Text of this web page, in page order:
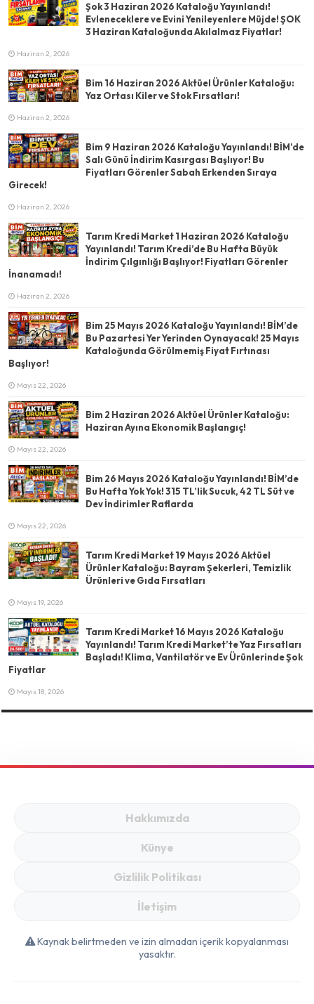
Şok 3 Haziran 2026 Kataloğu Yayınlandı!
Evleneceklere ve Evini Yenileyenlere Müjde! ŞOK
3 Haziran Kataloğunda Akılalmaz Fiyatlar!
Haziran 2, 2026
Bim 16 Haziran 2026 Aktüel Ürünler Kataloğu:
Yaz Ortası Kiler ve Stok Fırsatları!
Haziran 2, 2026
Bim 9 Haziran 2026 Kataloğu Yayınlandı! BİM’de
Salı Günü İndirim Kasırgası Başlıyor! Bu
Fiyatları Görenler Sabah Erkenden Sıraya
Girecek!
Haziran 2, 2026
Tarım Kredi Market 1 Haziran 2026 Kataloğu
Yayınlandı! Tarım Kredi’de Bu Hafta Büyük
İndirim Çılgınlığı Başlıyor! Fiyatları Görenler
İnanamadı!
Haziran 2, 2026
Bim 25 Mayıs 2026 Kataloğu Yayınlandı! BİM’de
Bu Pazartesi Yer Yerinden Oynayacak! 25 Mayıs
Kataloğunda Görülmemiş Fiyat Fırtınası
Başlıyor!
Mayıs 22, 2026
Bim 2 Haziran 2026 Aktüel Ürünler Kataloğu:
Haziran Ayına Ekonomik Başlangıç!
Mayıs 22, 2026
Bim 26 Mayıs 2026 Kataloğu Yayınlandı! BİM’de
Bu Hafta Yok Yok! 315 TL’lik Sucuk, 42 TL Süt ve
Dev İndirimler Raflarda
Mayıs 22, 2026
Tarım Kredi Market 19 Mayıs 2026 Aktüel
Ürünler Kataloğu: Bayram Şekerleri, Temizlik
Ürünleri ve Gıda Fırsatları
Mayıs 19, 2026
Tarım Kredi Market 16 Mayıs 2026 Kataloğu
Yayınlandı! Tarım Kredi Market’te Yaz Fırsatları
Başladı! Klima, Vantilatör ve Ev Ürünlerinde Şok
Fiyatlar
Mayıs 18, 2026
Hakkımızda
Künye
Gizlilik Politikası
İletişim
Kaynak belirtmeden ve izin almadan içerik kopyalanması
yasaktır.